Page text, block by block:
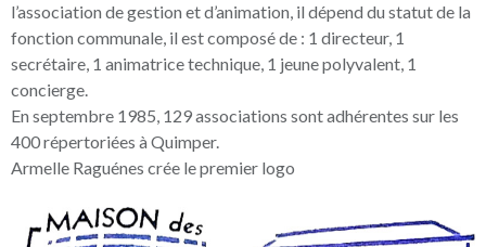
l’association de gestion et d’animation, il dépend du statut de la
fonction communale, il est composé de : 1 directeur, 1
secrétaire, 1 animatrice technique, 1 jeune polyvalent, 1
concierge.
En septembre 1985, 129 associations sont adhérentes sur les
400 répertoriées à Quimper.
Armelle Raguénes crée le premier logo